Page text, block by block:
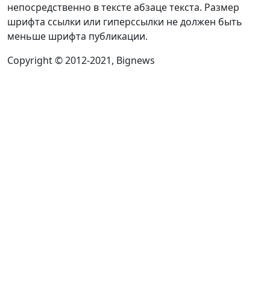
непосредственно в тексте абзаце текста. Размер
шрифта ссылки или гиперссылки не должен быть
меньше шрифта публикации.
Copyright © 2012-2021, Bignews